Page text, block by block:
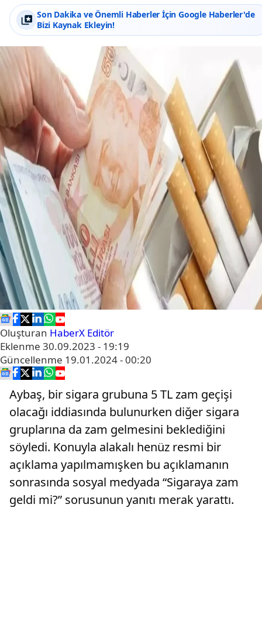
Son Dakika ve Önemli Haberler İçin Google Haberler'de
Bizi Kaynak Ekleyin!
Oluşturan HaberX Editör
Eklenme 30.09.2023 - 19:19
Güncellenme 19.01.2024 - 00:20
Aybaş, bir sigara grubuna 5 TL zam geçişi
olacağı iddiasında bulunurken diğer sigara
gruplarına da zam gelmesini beklediğini
söyledi. Konuyla alakalı henüz resmi bir
açıklama yapılmamışken bu açıklamanın
sonrasında sosyal medyada “Sigaraya zam
geldi mi?” sorusunun yanıtı merak yarattı.